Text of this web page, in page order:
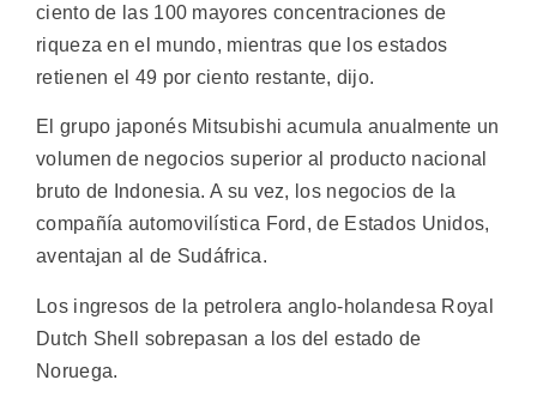
ciento de las 100 mayores concentraciones de
riqueza en el mundo, mientras que los estados
retienen el 49 por ciento restante, dijo.
El grupo japonés Mitsubishi acumula anualmente un
volumen de negocios superior al producto nacional
bruto de Indonesia. A su vez, los negocios de la
compañía automovilística Ford, de Estados Unidos,
aventajan al de Sudáfrica.
Los ingresos de la petrolera anglo-holandesa Royal
Dutch Shell sobrepasan a los del estado de
Noruega.